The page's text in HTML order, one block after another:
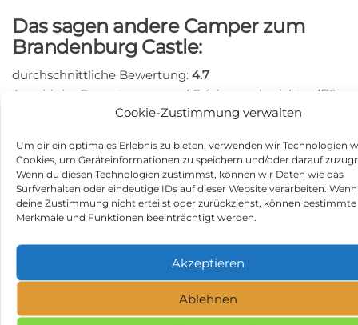
Cookie-Zustimmung verwalten
Um dir ein optimales Erlebnis zu bieten, verwenden wir Technologien
Cookies, um Geräteinformationen zu speichern und/oder darauf
Wenn du diesen Technologien zustimmst, können wir Daten wie das
Surfverhalten oder eindeutige IDs auf dieser Website verarbeiten.
deine Zustimmung nicht erteilst oder zurückziehst, können bestimmte
Merkmale und Funktionen beeinträchtigt werden.
Akzeptieren
Ablehnen
Das sagen andere Camper zum
Brandenburg Castle:
durchschnittliche Bewertung: 4.7
Anzahl der Bewertungen und Erfahrungsberichte:
476
Hier findest Du Erfahrungsberichte und Bewertungen
https://search.google.com/local/writereview?
placeid=ChIJyaHtlK6YpEcRXFY8O337rV8
Beitragsnavigation
Vorheriger
Beitrag
ZURÜCK
Caravan Vogt GmbH in
WEITER
Municipal campground in
Stellplatz in 99834 Gerstungen